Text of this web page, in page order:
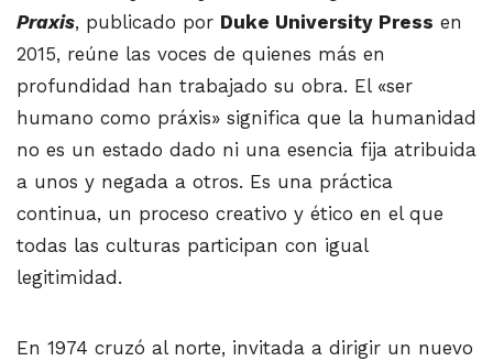
Praxis, publicado por Duke University Press en
2015, reúne las voces de quienes más en
profundidad han trabajado su obra. El «ser
humano como práxis» significa que la humanidad
no es un estado dado ni una esencia fija atribuida
a unos y negada a otros. Es una práctica
continua, un proceso creativo y ético en el que
todas las culturas participan con igual
legitimidad.
En 1974 cruzó al norte, invitada a dirigir un nuevo